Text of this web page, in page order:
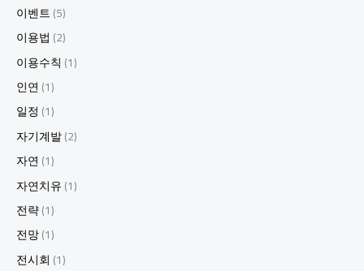
이벤트(5)
이용법 (2)
이용수칙 (1)
인연(1)
일정 (1)
자기계발(2)
자연(1)
자연치유(1)
전략(1)
전망(1)
전시회 (1)